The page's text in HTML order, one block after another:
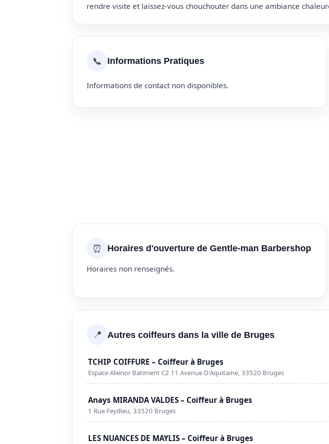
rendre visite et laissez-vous chouchouter dans une ambiance
📞 Informations Pratiques
Informations de contact non disponibles.
⏰ Horaires d'ouverture de Gentle-man Barbershop
Horaires non renseignés.
📍 Autres coiffeurs dans la ville de Bruges
TCHIP COIFFURE – Coiffeur à Bruges
Espace Alienor Batiment C2 11 Avenue D'Aquitaine, 33520 Bruges
Anays MIRANDA VALDES – Coiffeur à Bruges
1 Rue Feydieu, 33520 Bruges
LES NUANCES DE MAYLIS – Coiffeur à Bruges